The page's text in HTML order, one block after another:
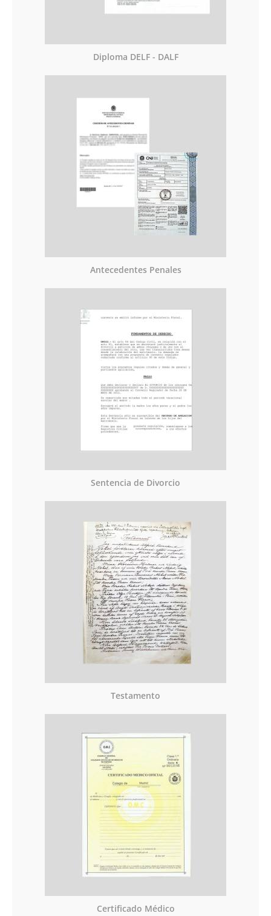
Diploma DELF - DALF
Antecedentes Penales
Sentencia de Divorcio
Testamento
Certificado Médico